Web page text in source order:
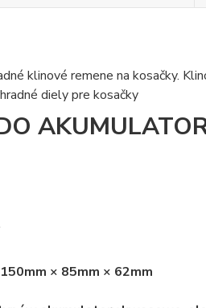
klinové remene na kosačky.
diely pre kosačky
150mm × 85mm × 62mm